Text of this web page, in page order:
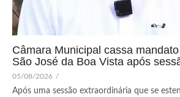
Câmara Municipal cassa
São José da Boa Vista após
05/08/2026 /
Após uma sessão extraordinária que se